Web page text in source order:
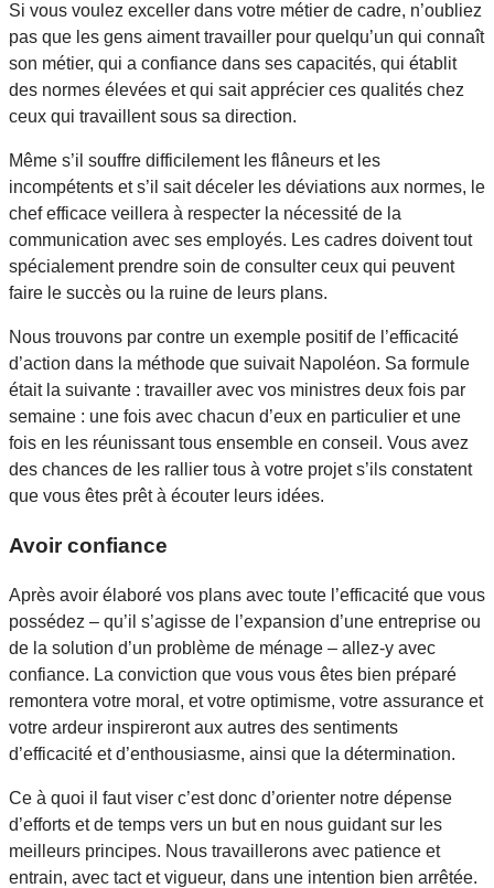
Si vous voulez exceller dans votre métier de cadre, n’oubliez
pas que les gens aiment travailler pour quelqu’un qui connaît
son métier, qui a confiance dans ses capacités, qui établit
des normes élevées et qui sait apprécier ces qualités chez
ceux qui travaillent sous sa direction.
Même s’il souffre difficilement les flâneurs et les
incompétents et s’il sait déceler les déviations aux normes, le
chef efficace veillera à respecter la nécessité de la
communication avec ses employés. Les cadres doivent tout
spécialement prendre soin de consulter ceux qui peuvent
faire le succès ou la ruine de leurs plans.
Nous trouvons par contre un exemple positif de l’efficacité
d’action dans la méthode que suivait Napoléon. Sa formule
était la suivante : travailler avec vos ministres deux fois par
semaine : une fois avec chacun d’eux en particulier et une
fois en les réunissant tous ensemble en conseil. Vous avez
des chances de les rallier tous à votre projet s’ils constatent
que vous êtes prêt à écouter leurs idées.
Avoir confiance
Après avoir élaboré vos plans avec toute l’efficacité que vous
possédez – qu’il s’agisse de l’expansion d’une entreprise ou
de la solution d’un problème de ménage – allez-y avec
confiance. La conviction que vous vous êtes bien préparé
remontera votre moral, et votre optimisme, votre assurance et
votre ardeur inspireront aux autres des sentiments
d’efficacité et d’enthousiasme, ainsi que la détermination.
Ce à quoi il faut viser c’est donc d’orienter notre dépense
d’efforts et de temps vers un but en nous guidant sur les
meilleurs principes. Nous travaillerons avec patience et
entrain, avec tact et vigueur, dans une intention bien arrêtée.